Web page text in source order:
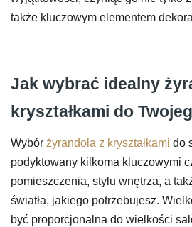
także kluczowym elementem
Jak wybrać idealny
kryształkami do
Wybór żyrandola z kryształkami do
podyktowany kilkoma kluczowymi
pomieszczenia, stylu wnętrza, a
światła, jakiego potrzebujesz.
być proporcjonalna do wielkości